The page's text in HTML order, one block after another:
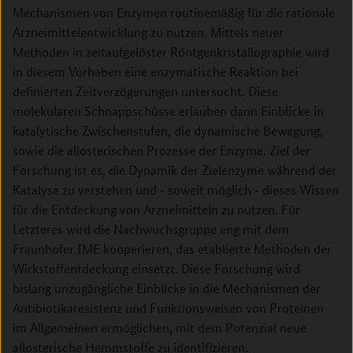
Mechanismen von Enzymen routinemäßig für die rationale
Arzneimittelentwicklung zu nutzen. Mittels neuer
Methoden in zeitaufgelöster Röntgenkristallographie wird
in diesem Vorhaben eine enzymatische Reaktion bei
definierten Zeitverzögerungen untersucht. Diese
molekularen Schnappschüsse erlauben dann Einblicke in
katalytische Zwischenstufen, die dynamische Bewegung,
sowie die allosterischen Prozesse der Enzyme. Ziel der
Forschung ist es, die Dynamik der Zielenzyme während der
Katalyse zu verstehen und ‑ soweit möglich ‑ dieses Wissen
für die Entdeckung von Arzneimitteln zu nutzen. Für
Letzteres wird die Nachwuchsgruppe eng mit dem
Fraunhofer IME kooperieren, das etablierte Methoden der
Wirkstoffentdeckung einsetzt. Diese Forschung wird
bislang unzugängliche Einblicke in die Mechanismen der
Antibiotikaresistenz und Funktionsweisen von Proteinen
im Allgemeinen ermöglichen, mit dem Potenzial neue
allosterische Hemmstoffe zu identifizieren.